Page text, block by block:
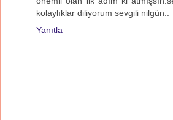
kolaylıklar diliyorum sevgili nilgün..
Yanıtla